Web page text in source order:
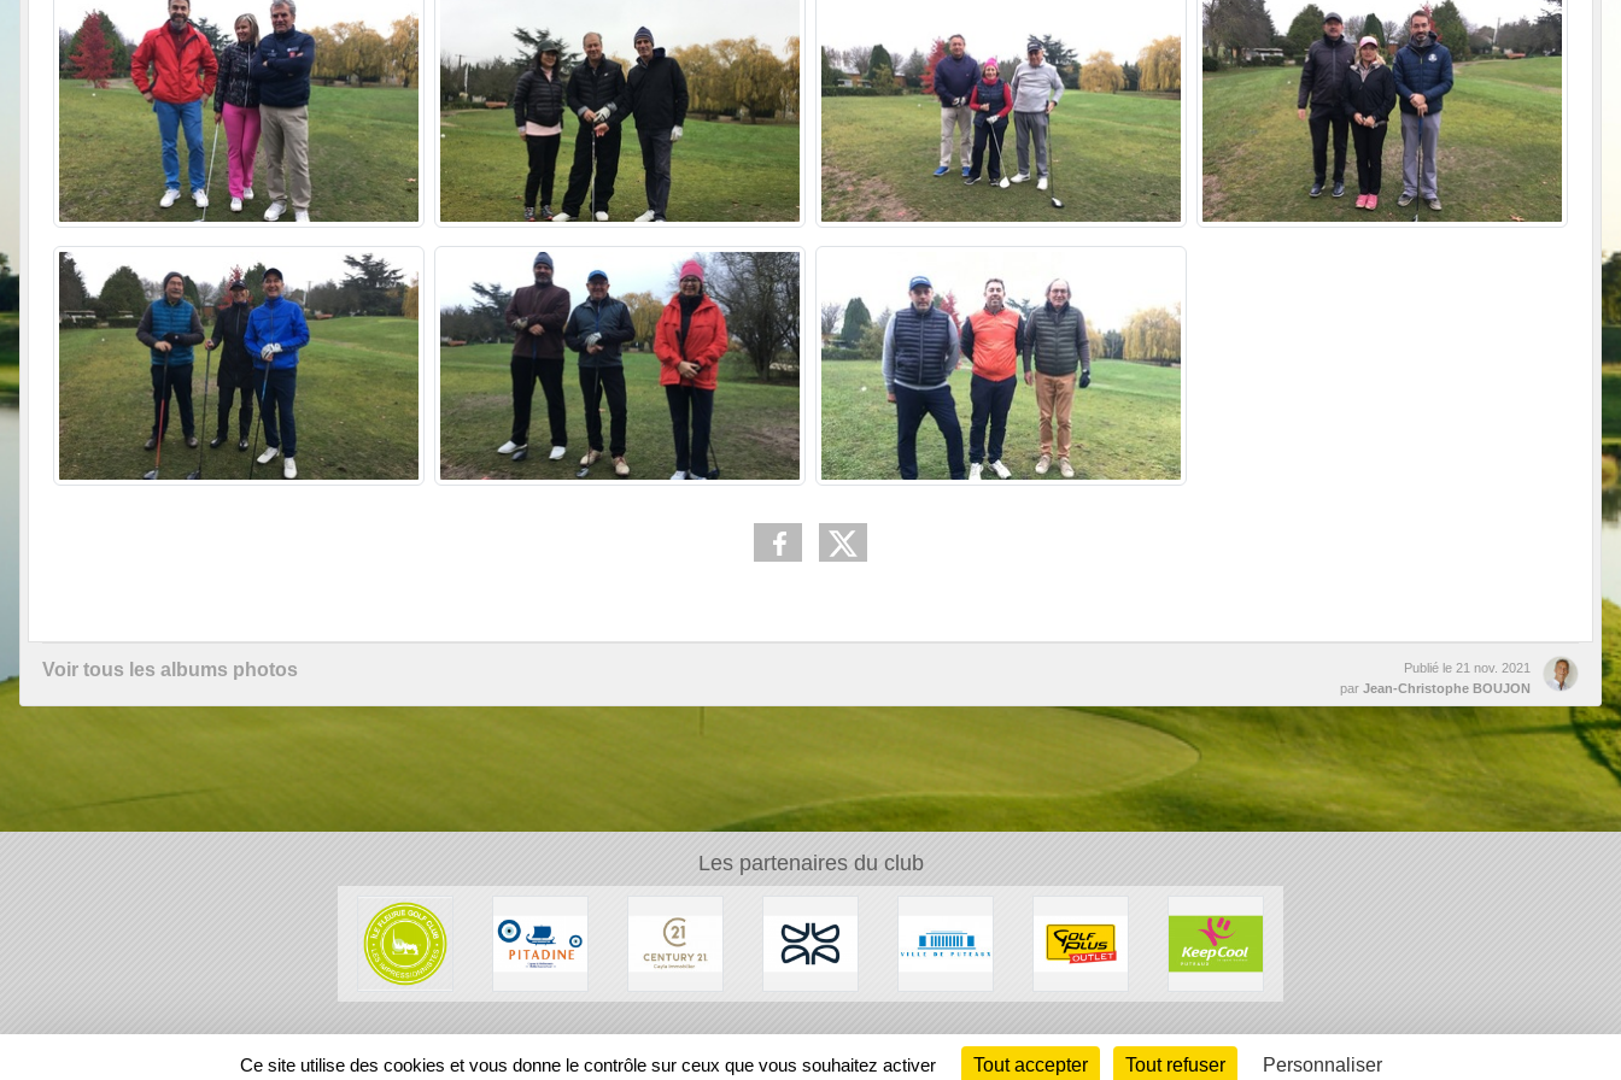
Voir tous les albums photos Publié le 21 nov. 2021
par Jean-Christophe BOUJON
Les partenaires du club
REGIONS Charte cookies
Gestion des cookies
Ce site utilise des cookies et vous donne le contrôle sur ceux que vous souhaitez activer Tout accepter Tout refuser Personnaliser